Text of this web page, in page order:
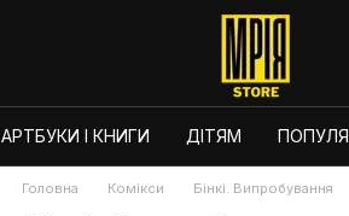
АРТБУКИ І КНИГИ ДІТЯМ
Головна Комікси Бінкі. Випробування